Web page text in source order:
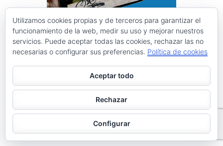
Instagram @ciclismoasturias
ciclismoasturias
Utilizamos cookies propias y de terceros para garantizar el
funcionamiento de la web, medir su uso y mejorar nuestros
servicios. Puede aceptar todas las cookies, rechazar las no
necesarias o configurar sus preferencias. Política de cookies
Aceptar todo
Rechazar
Configurar